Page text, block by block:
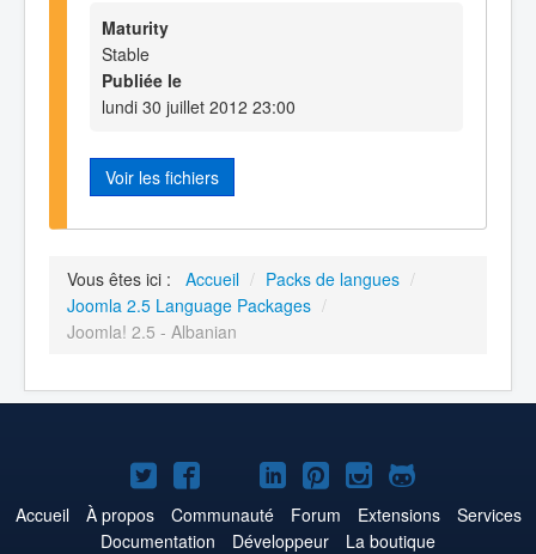
Maturity
Stable
Publiée le
lundi 30 juillet 2012 23:00
Voir les fichiers
Vous êtes ici : Accueil / Packs de langues /
Joomla 2.5 Language Packages /
Joomla! 2.5 - Albanian
Joomla!
sur
Joomla!
sur
Joomla!
sur
Joomla!
sur
Joomla!
sur
Joomla!
sur
Joomla!
sur
Accueil À propos Communauté Forum Extensions
Services
Documentation
Développeur La boutique